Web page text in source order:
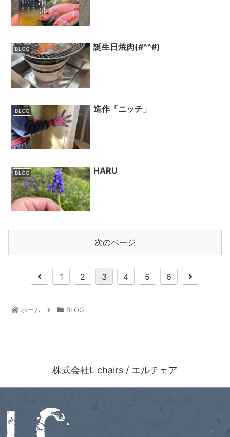
BLOG 誕生日焼肉(#^^#)
BLOG 造作「ニッチ」
BLOG HARU
次のページ
1 2 3 4 5 6
ホーム BLOG
株式会社L chairs / エルチェア